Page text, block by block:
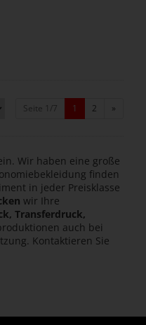
Seite 1/7 1 (aktuell)
2 »
Wir haben eine große
finden
in jeder Preisklasse
wir Ihre
Transferdruck,
auch bei
Kontaktieren Sie